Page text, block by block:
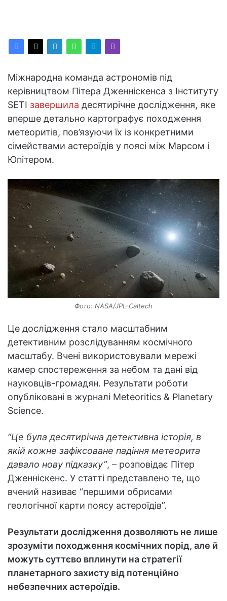
Міжнародна команда астрономів під
керівництвом Пітера Дженніскенса з Інституту
SETI завершила десятирічне дослідження, яке
вперше детально картографує походження
метеоритів, пов’язуючи їх із конкретними
сімействами астероїдів у поясі між Марсом і
Юпітером.
Фото: NASA/JPL-Caltech
Це дослідження стало масштабним
детективним розслідуванням космічного
масштабу. Вчені використовували мережі
камер спостереження за небом та дані від
науковців-громадян. Результати роботи
опубліковані в журналі Meteoritics & Planetary
Science.
“Це була десятирічна детективна історія, в
якій кожне зафіксоване падіння метеорита
давало нову підказку”, – розповідає Пітер
Дженніскенс. У статті представлено те, що
вчений називає “першими обрисами
геологічної карти поясу астероїдів”.
Результати дослідження дозволяють не лише
зрозуміти походження космічних порід, але й
можуть суттєво вплинути на стратегії
планетарного захисту від потенційно
небезпечних астероїдів.